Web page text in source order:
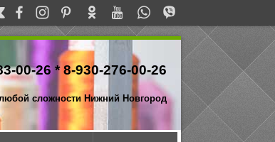
00-26 *8-930-276-00-26
сложности Нижний Новгород